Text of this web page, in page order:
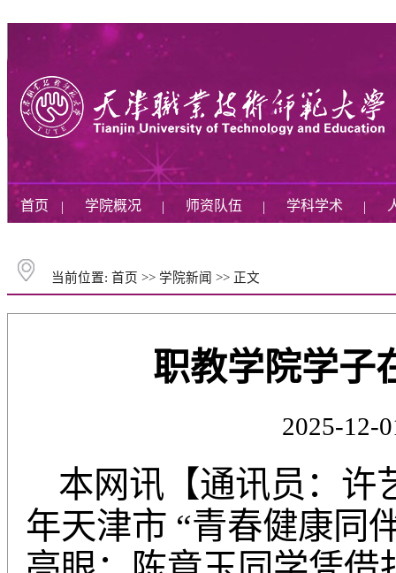
首页 | 学院概况 | 师资队伍 | 学科学术 |
当前位置: 首页 >> 学院新闻 >> 正文
职教学院学子
2025-12-
本网讯【通讯员：许
年天津市 “青春健康同